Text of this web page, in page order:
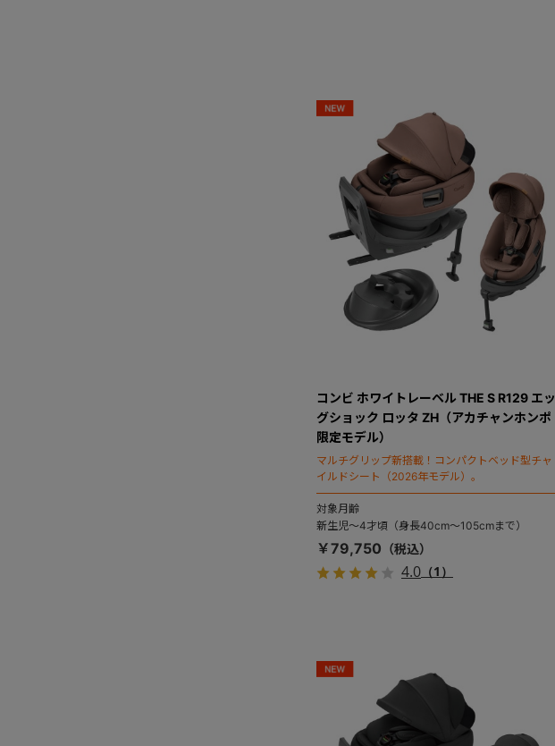
コンビ ホワイトレーベル THE S R129 エッ
グショック ロッタ ZH（アカチャンホンポ
限定モデル）
マルチグリップ新搭載！コンパクトベッド型チャ
イルドシート（2026年モデル）。
対象月齢
新生児～4才頃（身長40cm～105cmまで）
￥79,750
4.0 （1）